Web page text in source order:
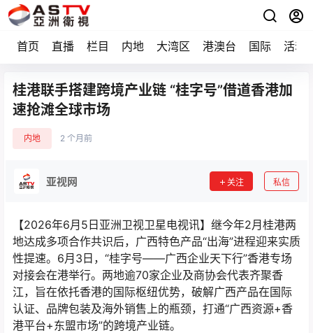
首页 直播 栏目 内地 大湾区 港澳台 国际 活动
桂港联手搭建跨境产业链 “桂字号”借道香港加
速抢滩全球市场
内地 2 个月前
亚视网 关注 私信
【2026年6月5日亚洲卫视卫星电视讯】继今年2月桂港两
地达成多项合作共识后，广西特色产品“出海”进程迎来实质
性提速。6月3日，“桂字号——广西企业天下行”香港专场
对接会在港举行。两地逾70家企业及商协会代表齐聚香
江，旨在依托香港的国际枢纽优势，破解广西产品在国际
认证、品牌包装及海外销售上的瓶颈，打通“广西资源+香
港平台+东盟市场”的跨境产业链。